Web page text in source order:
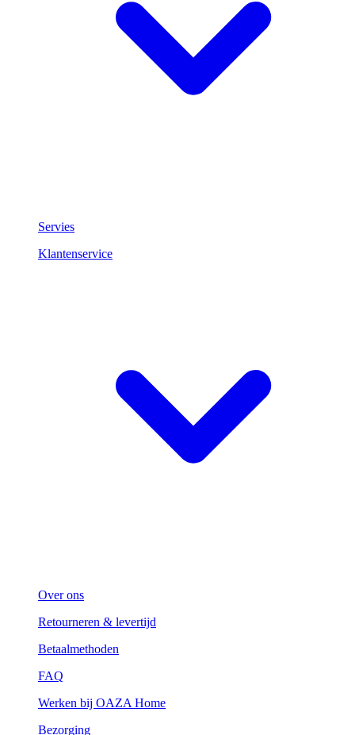
Servies
Klantenservice
Over ons
Retourneren & levertijd
Betaalmethoden
FAQ
Werken bij OAZA Home
Bezorging